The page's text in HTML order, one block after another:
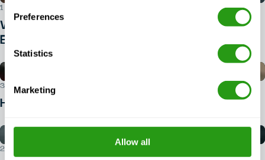
Preferences
Statistics
Marketing
Allow all
1 AUGUSTUS 2026
Welk identiteitsbewijs heb je nodig voor
BOSIET?
30 JULI 2026
Hoe kan ik een BOSIET-cursus boeken?
29 JULI 2026